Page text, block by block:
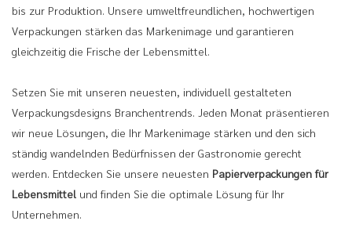
bis zur Produktion. Unsere umweltfreundlichen, hochwertigen
Verpackungen stärken das Markenimage und garantieren
gleichzeitig die Frische der Lebensmittel.
Setzen Sie mit unseren neuesten, individuell gestalteten
Verpackungsdesigns Branchentrends. Jeden Monat präsentieren
wir neue Lösungen, die Ihr Markenimage stärken und den sich
ständig wandelnden Bedürfnissen der Gastronomie gerecht
werden. Entdecken Sie unsere neuesten Papierverpackungen für
Lebensmittel und finden Sie die optimale Lösung für Ihr
Unternehmen.